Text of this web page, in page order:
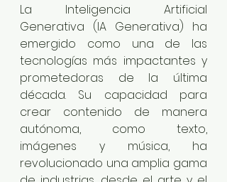
La Inteligencia Artificial
Generativa (IA Generativa) ha
emergido como una de las
tecnologías más impactantes y
prometedoras de la última
década. Su capacidad para
crear contenido de manera
autónoma, como texto,
imágenes y música, ha
revolucionado una amplia gama